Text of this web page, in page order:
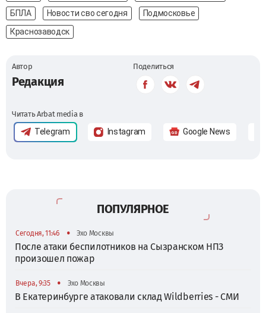
БПЛА
Новости сво сегодня
Подмосковье
Краснозаводск
Автор
Редакция
Поделиться
Читать Arbat media в
Telegram Instagram Google News
ПОПУЛЯРНОЕ
Сегодня, 11:46 • Эхо Москвы
После атаки беспилотников на Сызранском НПЗ
произошел пожар
Вчера, 9:35 • Эхо Москвы
В Екатеринбурге атаковали склад Wildberries - СМИ